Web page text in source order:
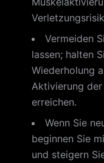
Vermeiden
lassen; halten
Wiederholung
Aktivierung
erreichen.
Wenn Sie
beginnen Sie
und steigern